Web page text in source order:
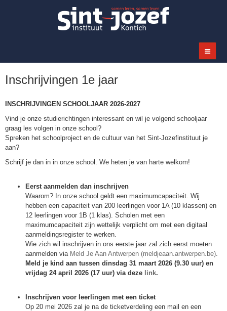
Inschrijvingen 1e jaar
INSCHRIJVINGEN SCHOOLJAAR 2026-2027
Vind je onze studierichtingen interessant en wil je volgend schooljaar
graag les volgen in onze school?
Spreken het schoolproject en de cultuur van het Sint-Jozefinstituut je
aan?
Schrijf je dan in in onze school. We heten je van harte welkom!
Eerst aanmelden dan inschrijven
Waarom? In onze school geldt een maximumcapaciteit. Wij
hebben een capaciteit van 200 leerlingen voor 1A (10 klassen) en
12 leerlingen voor 1B (1 klas). Scholen met een
maximumcapaciteit zijn wettelijk verplicht om met een digitaal
aanmeldingsregister te werken.
Wie zich wil inschrijven in ons eerste jaar zal zich eerst moeten
aanmelden via Meld Je Aan Antwerpen (meldjeaan.antwerpen.be).
Meld je kind aan tussen dinsdag 31 maart 2026 (9.30 uur) en
vrijdag 24 april 2026 (17 uur) via deze link.
Inschrijven voor leerlingen met een ticket
Op 20 mei 2026 zal je na de ticketverdeling een mail en een